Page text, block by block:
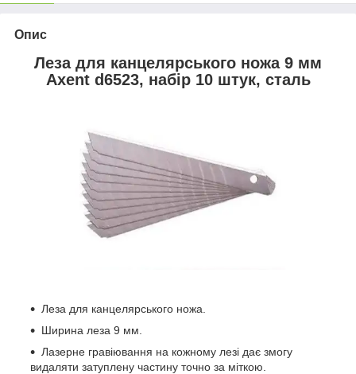
Опис
Леза для канцелярського ножа 9 мм
Axent d6523, набір 10 штук, сталь
Леза для канцелярського ножа.
Ширина леза 9 мм.
Лазерне гравіювання на кожному лезі дає змогу
видаляти затуплену частину точно за міткою.